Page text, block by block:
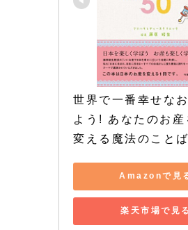
世界で一番幸せな
よう! あなたのお産
変える魔法のこと
Amazonで見
楽天市場で見る